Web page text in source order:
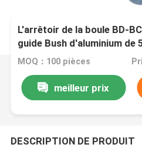
L'arrêtoir de la boule BD-
guide Bush d'aluminium de
MOQ：100 pièces
meilleur prix
DESCRIPTION DE PRODUIT